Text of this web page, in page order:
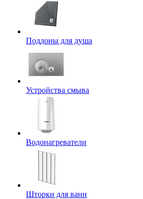
Поддоны для душа
Устройства смыва
Водонагреватели
Шторки для ванн